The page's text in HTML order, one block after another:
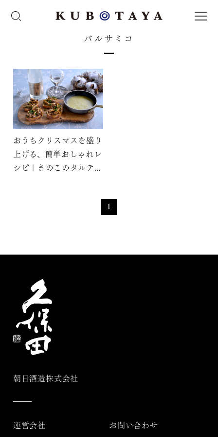
バルサミコ
おうちクリスマスを盛り
上げる、簡単おしゃれレ
シピ｜きのこのタルティ
1
朝日酒造株式会社
運営会社 お問い合わせ